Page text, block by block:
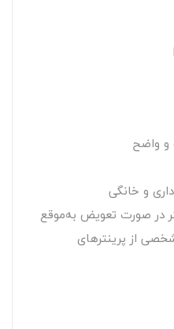
واضح
و خانگی
در صورت تعویض به‌موقع
از پرینترهای